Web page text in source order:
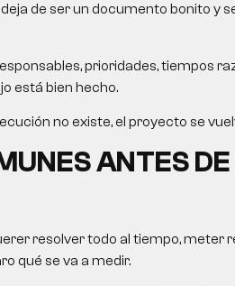
de ser un documento bonito y
prioridades, tiempos
está bien hecho.
no existe, el proyecto se
ANTES
resolver todo al tiempo, meter
qué se va a medir.